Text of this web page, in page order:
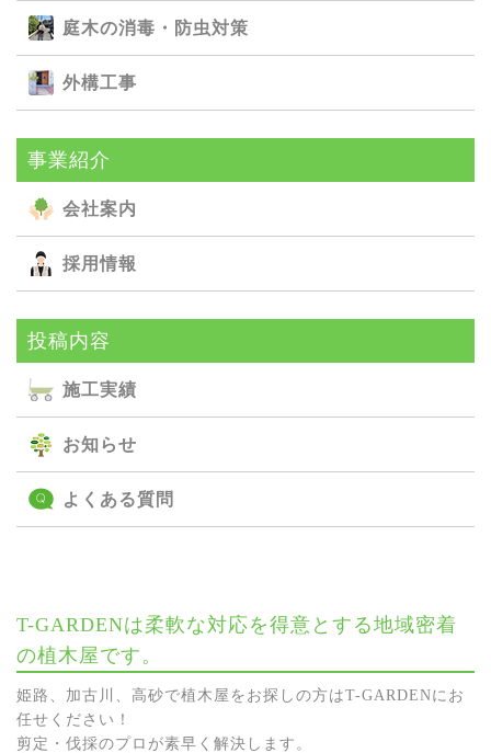
庭⽊の消毒・防⾍対策
外構⼯事
事業紹介
会社案内
採用情報
投稿内容
施⼯実績
お知らせ
よくある質問
T-GARDENは柔軟な対応を得意とする地域密着
の植木屋です。
姫路、加古川、高砂で植木屋をお探しの方はT-GARDENにお
任せください！
剪定・伐採のプロが素早く解決します。